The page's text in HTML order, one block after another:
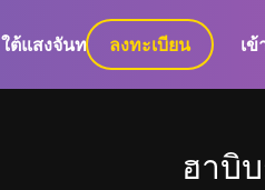
ใต้แสงจันทร์ GaLa+
ลงทะเบียน เ
ฮาบิ